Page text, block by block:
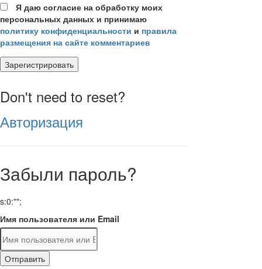
Я даю согласие на обработку моих
персональных данных и принимаю
политику конфиденциальности и правила
размещения на сайте комментариев
Зарегистрировать
Don't need to reset?
Авторизация
Забыли пароль?
s:0:"";
Имя пользователя или Email
Отправить